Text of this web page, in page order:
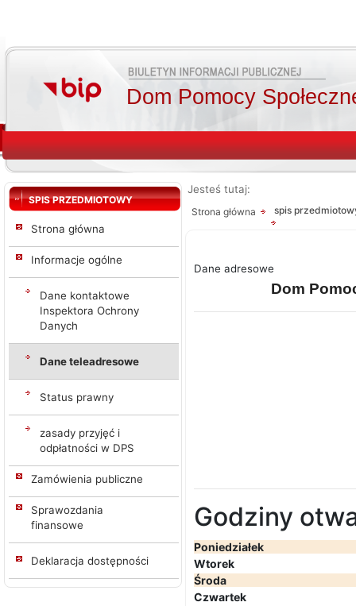
Dom Pomocy
SPIS PRZEDMIOTOWY
Strona główna
Informacje ogólne
Dane kontaktowe
Inspektora Ochrony
Danych
Dane teleadresowe
Status prawny
zasady przyjęć i
odpłatności w DPS
Zamówienia publiczne
Sprawozdania
finansowe
Deklaracja dostępności
Jesteś tutaj:
Strona główna spis
Dane adresowe
Dom
Godziny
Poniedziałek
Wtorek
Środa
Czwartek